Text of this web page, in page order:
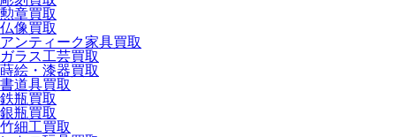
勲章買取
仏像買取
アンティーク家具買取
ガラス工芸買取
蒔絵・漆器買取
書道具買取
鉄瓶買取
銀瓶買取
竹細工買取